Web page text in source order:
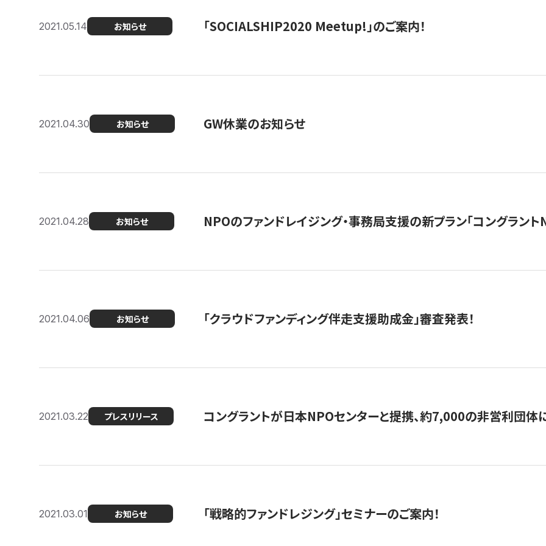
2021.05.14 お知らせ 「SOCIALSHIP2020 Meetup!」のご案内！
2021.04.30 お知らせ GW休業のお知らせ
2021.04.28 お知らせ NPOのファンドレイジング・事務局支援の新プラン「コングラント
2021.04.06 お知らせ 「クラウドファンディング伴走支援助成金」審査発表！
2021.03.22 プレスリリース コングラントが日本NPOセンターと提携、約7,000の非営利団体
2021.03.01 お知らせ 「戦略的ファンドレジング」セミナーのご案内！